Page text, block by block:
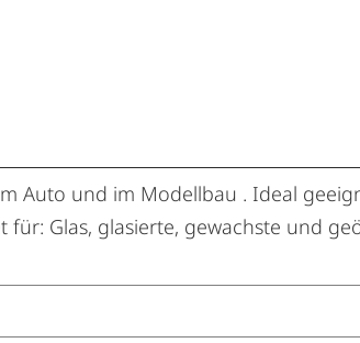
Auto und im Modellbau . Ideal
Glas, glasierte, gewachste und